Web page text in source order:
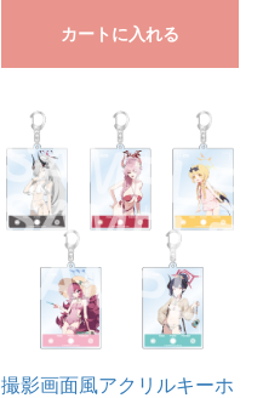
カートに入れる
撮影画面風アクリルキーホ